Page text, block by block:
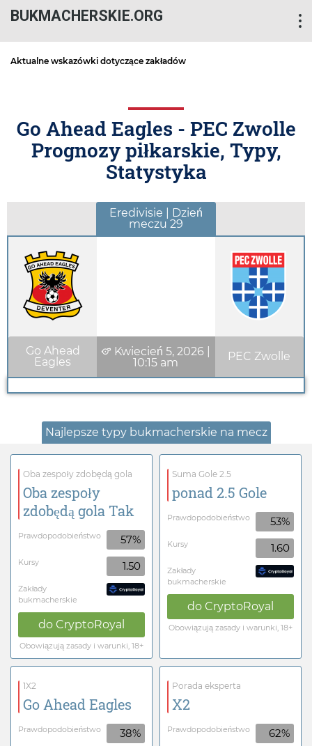
BUKMACHERSKIE.ORG
Aktualne wskazówki dotyczące zakładów
Go Ahead Eagles - PEC Zwolle
Prognozy piłkarskie, Typy,
Statystyka
Eredivisie | Dzień
meczu 29
Go Ahead
Eagles
Kwiecień 5, 2026
10:15 am
PEC Zwolle
Najlepsze typy bukmacherskie na mecz
Oba zespoły zdobędą gola
Oba zespoły
zdobędą gola Tak
Prawdopodobieństwo 57%
Kursy 1.50
Zakłady
bukmacherskie
do CryptoRoyal
Obowiązują zasady i warunki, 18+
Suma Gole 2.5
ponad 2.5 Gole
Prawdopodobieństwo 53%
Kursy 1.60
Zakłady
bukmacherskie
do CryptoRoyal
Obowiązują zasady i warunki, 18+
1X2
Go Ahead Eagles
Prawdopodobieństwo 38%
Porada eksperta
X2
Prawdopodobieństwo 62%